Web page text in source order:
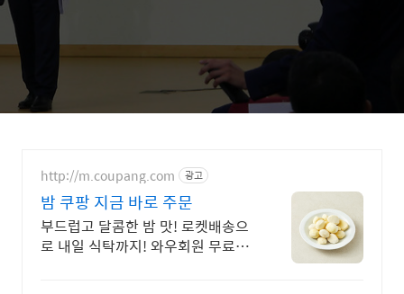
http://m.coupang.com 광고
밤 쿠팡 지금 바로 주문
부드럽고 달콤한 밤 맛! 로켓배송으
로 내일 식탁까지! 와우회원 무료배